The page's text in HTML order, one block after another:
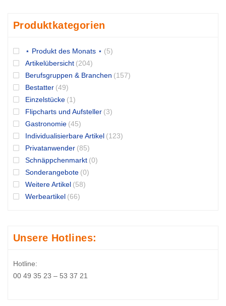
Produktkategorien
⋆ Produkt des Monats ⋆ (5)
Artikelübersicht (204)
Berufsgruppen & Branchen (157)
Bestatter (49)
Einzelstücke (1)
Flipcharts und Aufsteller (3)
Gastronomie (45)
Individualisierbare Artikel (123)
Privatanwender (85)
Schnäppchenmarkt (0)
Sonderangebote (0)
Weitere Artikel (58)
Werbeartikel (66)
Unsere Hotlines:
Hotline:
00 49 35 23 – 53 37 21